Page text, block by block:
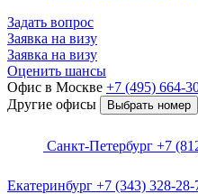
Задать вопрос
Заявка на визу
Заявка на визу
Оценить шансы
Офис в Москве +7 (495) 664-
Другие офисы
Выбрать номер
Санкт-Петербург +7
Екатеринбург +7 (343) 328-28-